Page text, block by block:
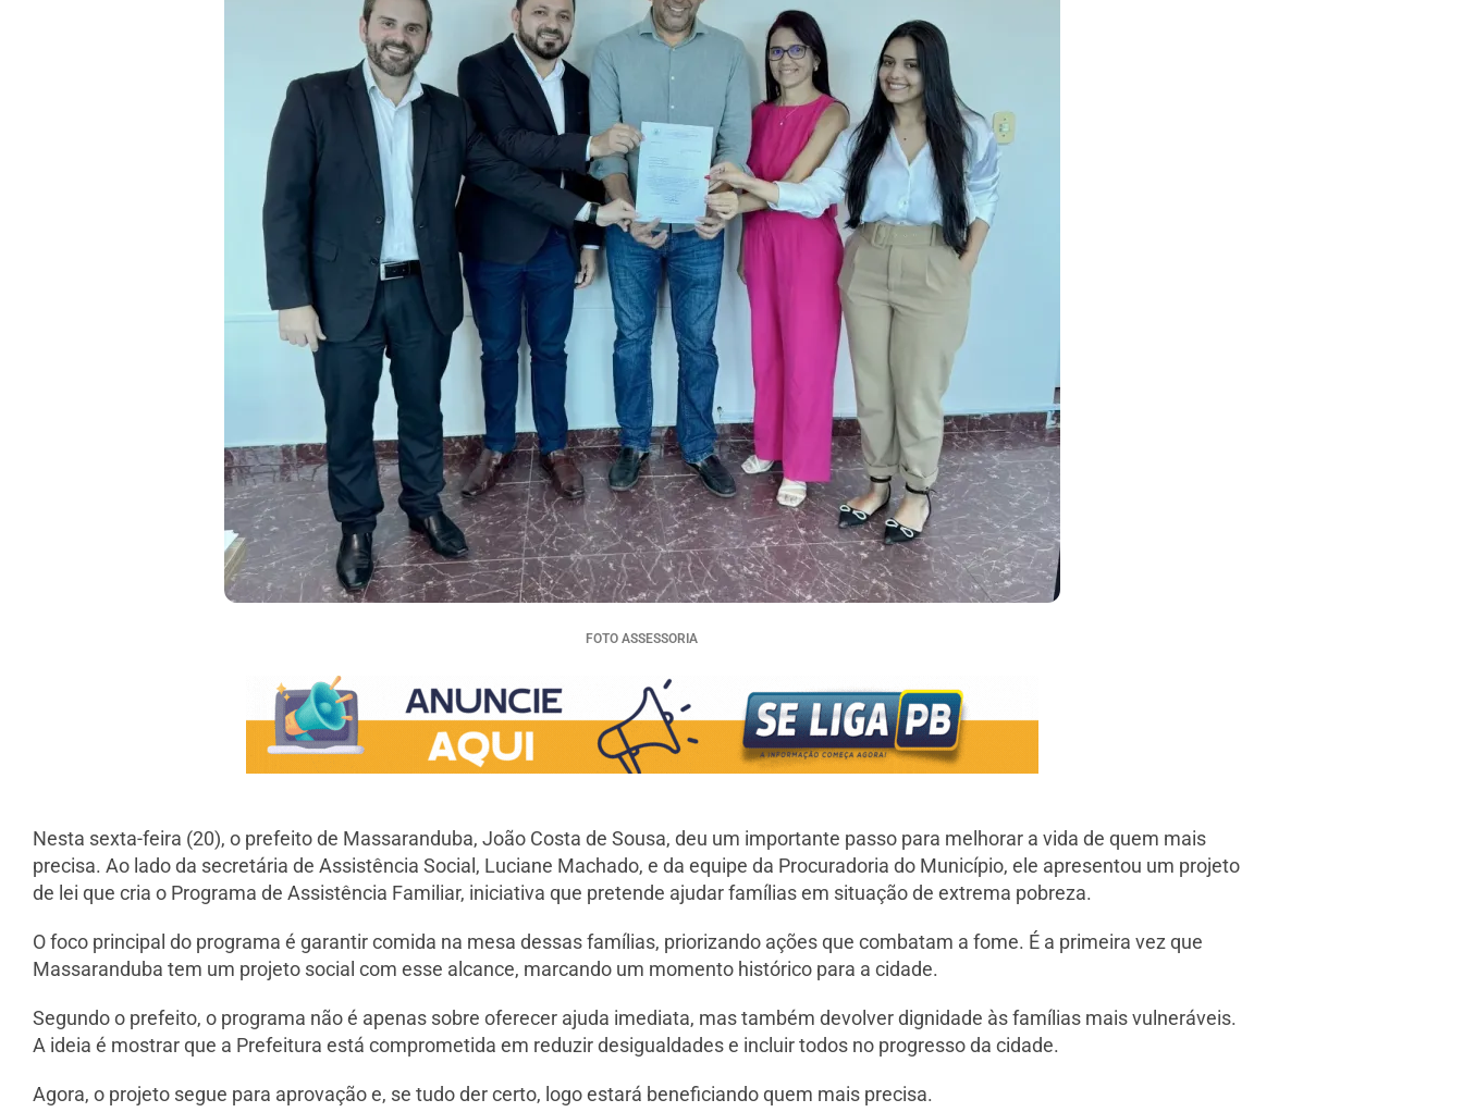
FOTO ASSESSORIA
Nesta sexta-feira (20), o prefeito de Massaranduba, João Costa de Sousa, deu um importante passo para melhorar a vida de quem mais
precisa. Ao lado da secretária de Assistência Social, Luciane Machado, e da equipe da Procuradoria do Município, ele apresentou um projeto
de lei que cria o Programa de Assistência Familiar, iniciativa que pretende ajudar famílias em situação de extrema pobreza.
O foco principal do programa é garantir comida na mesa dessas famílias, priorizando ações que combatam a fome. É a primeira vez que
Massaranduba tem um projeto social com esse alcance, marcando um momento histórico para a cidade.
Segundo o prefeito, o programa não é apenas sobre oferecer ajuda imediata, mas também devolver dignidade às famílias mais vulneráveis.
A ideia é mostrar que a Prefeitura está comprometida em reduzir desigualdades e incluir todos no progresso da cidade.
Agora, o projeto segue para aprovação e, se tudo der certo, logo estará beneficiando quem mais precisa.